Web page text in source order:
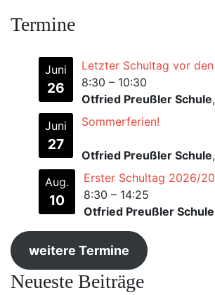
Termine
Juni
26
Letzter Schultag vor
8:30 – 10:30
Otfried Preußler Schule
Juni
27
Sommerferien!
Otfried Preußler Schule
Aug.
10
Erster Schultag 2026/
8:30 – 14:25
Otfried Preußler Schule
weitere Termine
Neueste Beiträge